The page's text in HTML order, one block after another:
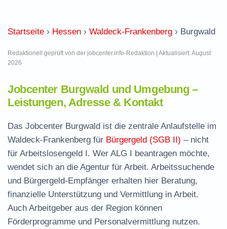
Startseite › Hessen › Waldeck-Frankenberg › Burgwald
Redaktionell geprüft von der jobcenter.info-Redaktion | Aktualisiert: August
2026
Jobcenter Burgwald und Umgebung –
Leistungen, Adresse & Kontakt
Das Jobcenter Burgwald ist die zentrale Anlaufstelle im
Waldeck-Frankenberg für Bürgergeld (SGB II) – nicht
für Arbeitslosengeld I. Wer ALG I beantragen möchte,
wendet sich an die Agentur für Arbeit. Arbeitssuchende
und Bürgergeld-Empfänger erhalten hier Beratung,
finanzielle Unterstützung und Vermittlung in Arbeit.
Auch Arbeitgeber aus der Region können
Förderprogramme und Personalvermittlung nutzen.